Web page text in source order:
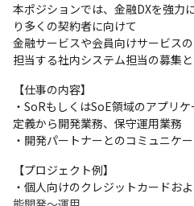
本ポジションでは、金融DXを強力
り多くの契約者に向けて
金融サービスや会員向けサービス
担当する社内システム担当の募集と
【仕事の内容】
・SoRもしくはSoE領域のアプリ
定義から開発業務、保守運用業務
・開発パートナーとのコミュニケ
【プロジェクト例】
・個人向けのクレジットカードお